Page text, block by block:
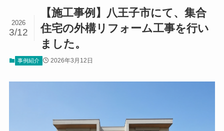
【施工事例】八王子市にて、集合
住宅の外構リフォーム工事を行い
ました。
2026
3/12
事例紹介 2026年3月12日